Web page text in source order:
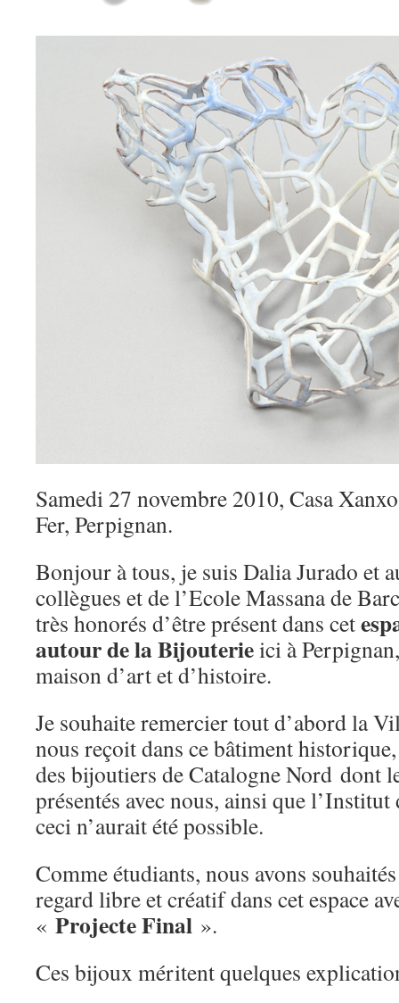
Samedi 27 novembre 2010, Casa
Fer, Perpignan.
Bonjour à tous, je suis Dalia Jurado et
collègues et de l’Ecole Massana de
très honorés d’être présent dans cet
autour de la Bijouterieici à
maison d’art et d’histoire.
Je souhaite remercier tout d’abord la
nous reçoit dans ce bâtiment
des bijoutiers de Catalogne Nord dont
présentés avec nous, ainsi que
ceci n’aurait été possible.
Comme étudiants, nous avons
regard libre et créatif dans cet espace
« Projecte Final ».
Ces bijoux méritent quelques